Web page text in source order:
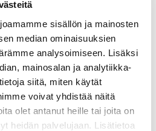
sisällön ja mainosten
median ominaisuuksien
analysoimiseen. Lisäksi
mainosalan ja analytiikka-
siitä, miten käytät
voivat yhdistää näitä
olet antanut heille tai joita on
heidän palvelujaan. Lisätietoa
Kukontöyhtö New Look
40 s.
3,60€ Sisältää arvonlisäveron